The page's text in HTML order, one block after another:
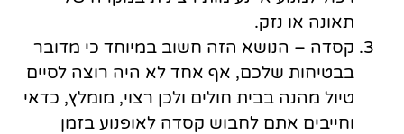
תאונה או נזק.
קסדה – הנושא הזה חשוב במיוחד כי מדובר
בבטיחות שלכם, אף אחד לא היה רוצה לסיים
טיול מהנה בבית חולים ולכן רצוי, מומלץ, כדאי
וחייבים אתם לחבוש קסדה לאופנוע בזמן